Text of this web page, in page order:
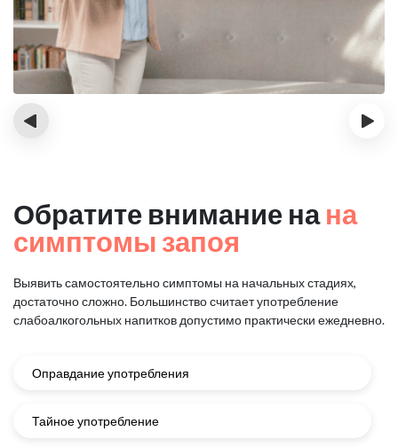
‹ ›
Обратите внимание нана
симптомы запоя
Выявить самостоятельно симптомы на начальных стадиях,
достаточно сложно. Большинство считает употребление
слабоалкогольных напитков допустимо практически ежедневно.
Оправдание употребления
Тайное употребление